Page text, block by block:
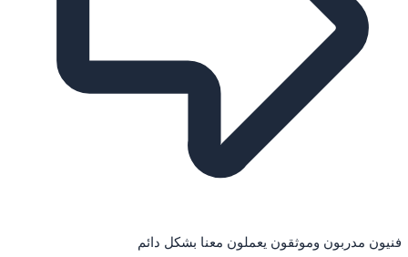
فنيون مدربون وموثقون يعملون معنا بشكل دائم